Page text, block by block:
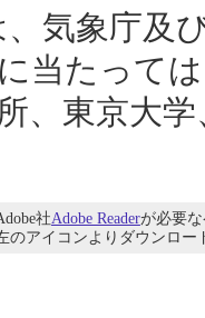
気象庁及
当たって
、東京大
社Adobe Readerが必要
のアイコンよりダウンロー